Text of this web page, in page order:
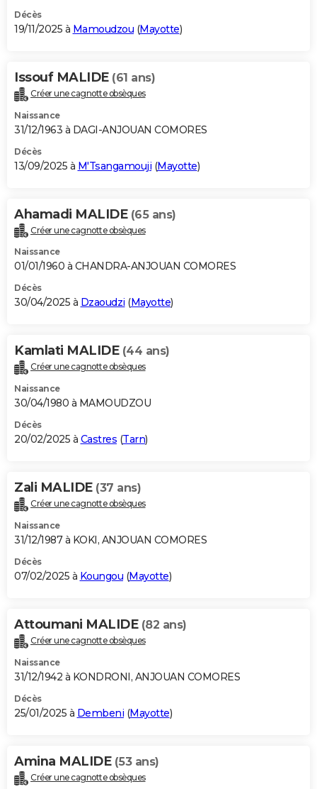
Décès
19/11/2025 à Mamoudzou (Mayotte)
Issouf MALIDE (61 ans)
Créer une cagnotte obsèques
Naissance
31/12/1963 à DAGI-ANJOUAN COMORES
Décès
13/09/2025 à M'Tsangamouji (Mayotte)
Ahamadi MALIDE (65 ans)
Créer une cagnotte obsèques
Naissance
01/01/1960 à CHANDRA-ANJOUAN COMORES
Décès
30/04/2025 à Dzaoudzi (Mayotte)
Kamlati MALIDE (44 ans)
Créer une cagnotte obsèques
Naissance
30/04/1980 à MAMOUDZOU
Décès
20/02/2025 à Castres (Tarn)
Zali MALIDE (37 ans)
Créer une cagnotte obsèques
Naissance
31/12/1987 à KOKI, ANJOUAN COMORES
Décès
07/02/2025 à Koungou (Mayotte)
Attoumani MALIDE (82 ans)
Créer une cagnotte obsèques
Naissance
31/12/1942 à KONDRONI, ANJOUAN COMORES
Décès
25/01/2025 à Dembeni (Mayotte)
Amina MALIDE (53 ans)
Créer une cagnotte obsèques